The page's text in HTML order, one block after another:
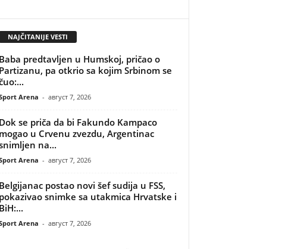
NAJČITANIJE VESTI
Baba predtavljen u Humskoj, pričao o
Partizanu, pa otkrio sa kojim Srbinom se
Arena - август 7, 2026
Dok se priča da bi Fakundo Kampaco
mogao u Crvenu zvezdu, Argentinac
na...
Arena - август 7, 2026
Belgijanac postao novi šef sudija u FSS,
pokazivao snimke sa utakmica Hrvatske i
BiH:...
Arena - август 7, 2026